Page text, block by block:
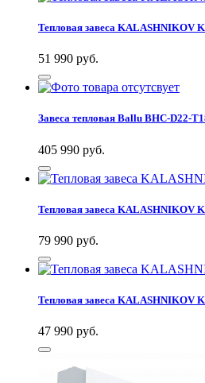
Тепловая завеса KALASHNIKOV
51 990 руб.
Завеса тепловая Ballu BHC-D22-
405 990 руб.
Тепловая завеса KALASHNIKOV
79 990 руб.
Тепловая завеса KALASHNIKOV
47 990 руб.